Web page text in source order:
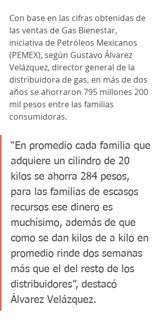
Con base en las cifras obtenidas de
las ventas de Gas Bienestar,
iniciativa de Petróleos Mexicanos
(PEMEX), según Gustavo Álvarez
Velázquez, director general de la
distribuidora de gas, en más de dos
años se ahorraron 795 millones 200
mil pesos entre las familias
consumidoras.
“En promedio cada familia que
adquiere un cilindro de 20
kilos se ahorra 284 pesos,
para las familias de escasos
recursos ese dinero es
muchísimo, además de que
como se dan kilos de a kilo en
promedio rinde dos semanas
más que el del resto de los
distribuidores”, destacó
Álvarez Velázquez.